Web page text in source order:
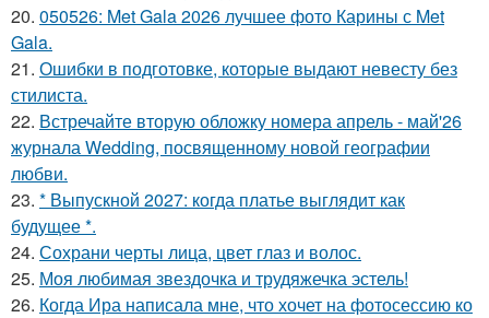
20. 050526: Met Gala 2026 лучшее фото Карины с Met
Gala.
21. Ошибки в подготовке, которые выдают невесту без
стилиста.
22. Встречайте вторую обложку номера апрель - май'26
журнала Wedding, посвященному новой географии
любви.
23. * Выпускной 2027: когда платье выглядит как
будущее *.
24. Сохрани черты лица, цвет глаз и волос.
25. Моя любимая звездочка и трудяжечка эстель!
26. Когда Ира написала мне, что хочет на фотосессию ко